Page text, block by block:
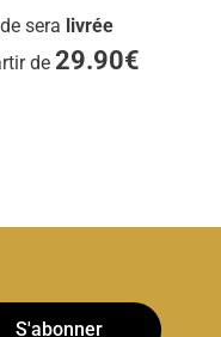
sera livrée
de 29.90€
S'abonner